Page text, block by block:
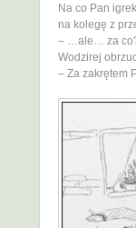
Na co Pan
na kolegę z
– …ale… za
Wodzirej
– Za zakrętem